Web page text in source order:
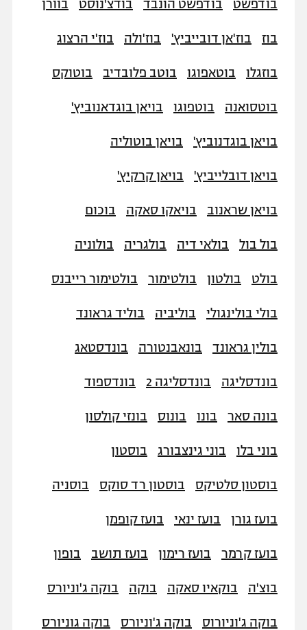
בודפשט בודפשט הונבד בודצ'נוסט בוורן
בוז בוז'אן דובייביץ' בוז'ולה בוז'י הרצוג
בוזגלו בוטאפוגו בוטב פלובדיב בוטוקס
בוטסואנה בוטפוגו בויאן בוגדאנוביץ'
בויאן בוגדנוביץ' בויאן בוטוליה
בויאן דובלייביץ' בויאן קרקיץ'
בויאן שראנוב בויאקו סאקה בוכום
בול בול בולאי דיה בולגריה בולוניה
בולט בולטון בולטימור בולטימור רייבנס
בולי בולינגולי בוליביה בוליד גראונד
בולין גראונד בונאבנטורה בונדסטאג
בונדסליגה בונדסליגה 2 בונדספוד
בונה סאר בונו בונוס בונזי קולסון
בוני בלו בוני גינצבורג בוסטון
בוסטון סלטיקס בוסטון רד סוקס בוסניה
בועז גורן בועז ינאי בועז קופמן
בועז קרמר בועז רימון בועז תושב בופון
בוצ'ה בוקאיו סאקה בוקה בוקה ג'וניורס
בוקה ג'וניורוס בוקה ג'וניורס בוקה גוניורס